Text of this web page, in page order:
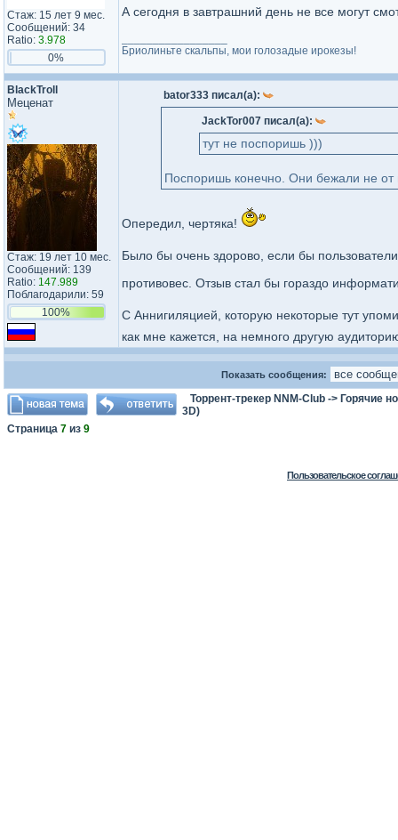
Стаж: 15 лет 9 мес.
Сообщений: 34
Ratio: 3.978
0%
А сегодня в завтрашний день не все могут
Бриолиньте скальпы, мои голозадые ирокезы!
BlackTroll
Меценат
Стаж: 19 лет 10 мес.
Сообщений: 139
Ratio: 147.989
Поблагодарили: 59
100%
bator333 писал(а):
JackTor007 писал(а):
тут не поспоришь )))
Поспоришь конечно. Они бежали не
Опередил, чертяка!
Было бы очень здорово, если бы
противовес. Отзыв стал бы гораздо
С Аннигиляцией, которую некоторые тут
как мне кажется, на немного другую
Показать сообщения:
Торрент-трекер NNM-Club -> Горячие
3D)
Страница 7 из 9
Пользовательское